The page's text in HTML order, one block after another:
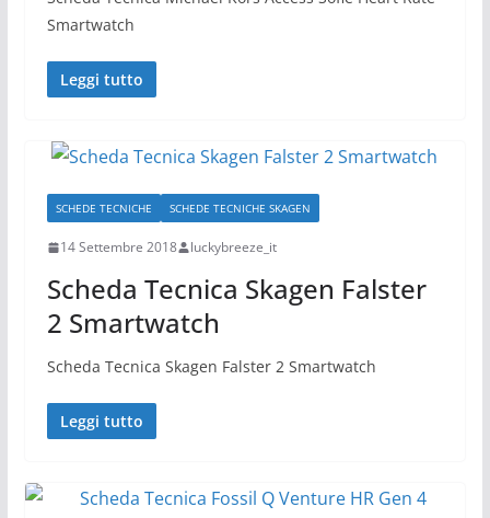
Smartwatch
Leggi tutto
SCHEDE TECNICHE SCHEDE TECNICHE SKAGEN
14 Settembre 2018 luckybreeze_it
Scheda Tecnica Skagen Falster
2 Smartwatch
Scheda Tecnica Skagen Falster 2 Smartwatch
Leggi tutto